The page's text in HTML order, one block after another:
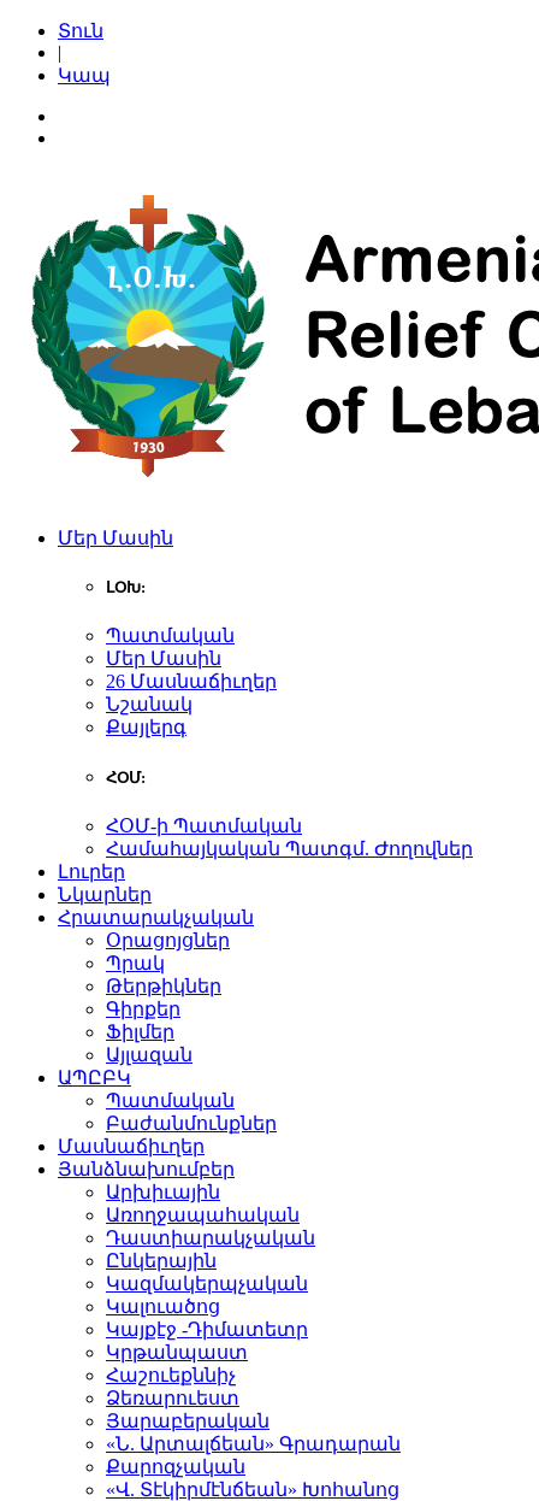
Տուն
|
Կապ
Մեր Մասին
ԼՕԽ:
Պատմական
Մեր Մասին
26 Մասնաճիւղեր
Նշանակ
Քայլերգ
ՀՕՄ:
ՀՕՄ-ի Պատմական
Համահայկական Պատգմ. Ժողովներ
Լուրեր
Նկարներ
Հրատարակչական
Օրացոյցներ
Պրակ
Թերթիկներ
Գիրքեր
Ֆիլմեր
Այլազան
ԱՊԸԲԿ
Պատմական
Բաժանմունքներ
Մասնաճիւղեր
Յանձնախումբեր
Արխիւային
Առողջապահական
Դաստիարակչական
Ընկերային
Կազմակերպչական
Կալուածոց
Կայքէջ -Դիմատետր
Կրթանպաստ
Հաշուեքննիչ
Ձեռարուեստ
Յարաբերական
«Ն. Արտալճեան» Գրադարան
Քարոզչական
«Վ. Տէկիրմէնճեան» Խոհանոց